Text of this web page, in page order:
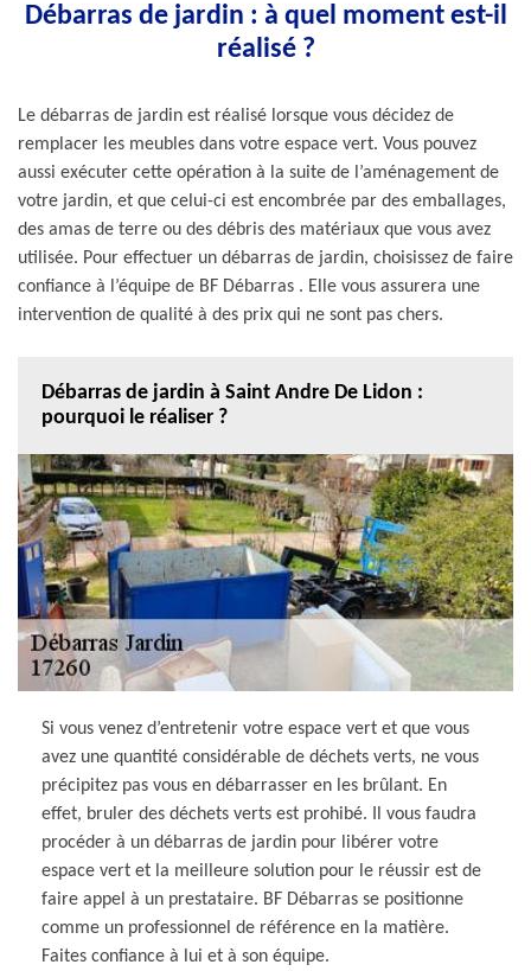
Débarras de jardin : à quel moment est-il
réalisé ?
Le débarras de jardin est réalisé lorsque vous décidez de
remplacer les meubles dans votre espace vert. Vous pouvez
aussi exécuter cette opération à la suite de l’aménagement de
votre jardin, et que celui-ci est encombrée par des emballages,
des amas de terre ou des débris des matériaux que vous avez
utilisée. Pour effectuer un débarras de jardin, choisissez de faire
confiance à l’équipe de BF Débarras . Elle vous assurera une
intervention de qualité à des prix qui ne sont pas chers.
Débarras de jardin à Saint Andre De Lidon :
pourquoi le réaliser ?
Si vous venez d’entretenir votre espace vert et que vous
avez une quantité considérable de déchets verts, ne vous
précipitez pas vous en débarrasser en les brûlant. En
effet, bruler des déchets verts est prohibé. Il vous faudra
procéder à un débarras de jardin pour libérer votre
espace vert et la meilleure solution pour le réussir est de
faire appel à un prestataire. BF Débarras se positionne
comme un professionnel de référence en la matière.
Faites confiance à lui et à son équipe.